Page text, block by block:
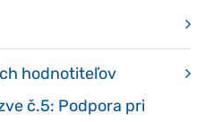
hodnotiteľov
č.5: Podpora pri